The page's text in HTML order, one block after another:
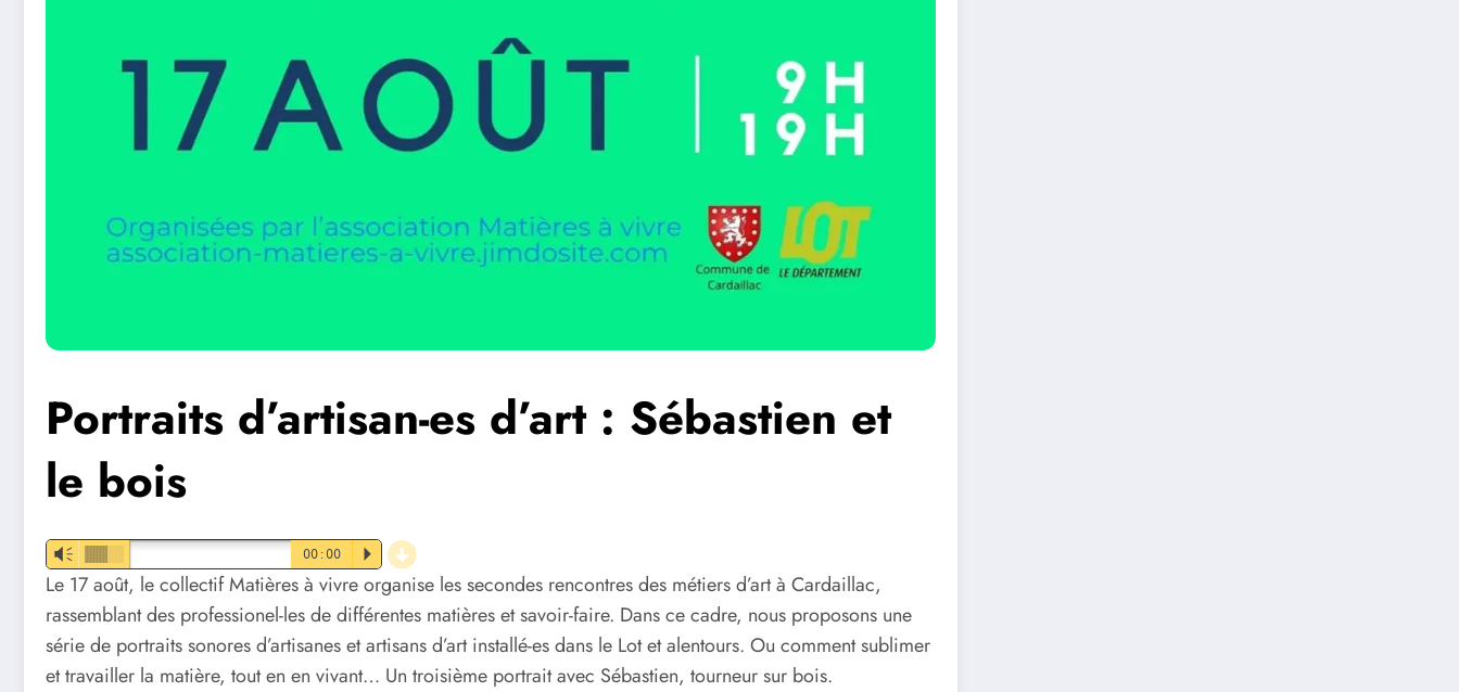
Portraits d’artisan-es d’art : Sébastien et
le bois
Vm 00:00 P d
Le 17 août, le collectif Matières à vivre organise les secondes rencontres des métiers d’art à Cardaillac,
rassemblant des professionel-les de différentes matières et savoir-faire. Dans ce cadre, nous proposons une
série de portraits sonores d’artisanes et artisans d’art installé-es dans le Lot et alentours. Ou comment sublimer
et travailler la matière, tout en en vivant… Un troisième portrait avec Sébastien, tourneur sur bois.